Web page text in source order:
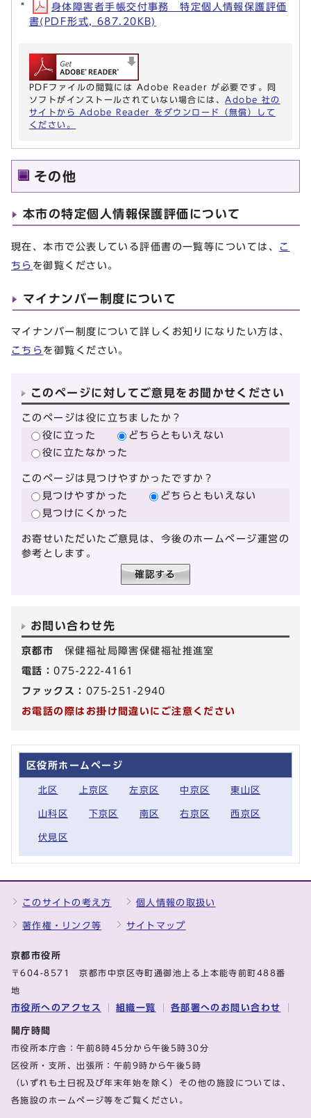
身体障害者手帳交付事務 特定個人情報保護評価
書(PDF形式, 687.20KB)
PDFファイルの閲覧には Adobe Reader が必要です。同
ソフトがインストールされていない場合には、 Adobe 社の
サイトから Adobe Reader をダウンロード（無償）して
ください。
その他
本市の特定個人情報保護評価について
現在、本市で公表している評価書の一覧等については、
こ
ちら を御覧ください。
マイナンバー制度について
マイナンバー制度について詳しくお知りになりたい方は、
こちら を御覧ください。
このページに対してご意見をお聞かせください
このページは役に立ちましたか？
役に立った
どちらともいえない
役に立たなかった
このページは見つけやすかったですか？
見つけやすかった
どちらともいえない
見つけにくかった
お寄せいただいたご意見は、今後のホームページ運営の
参考とします。
お問い合わせ先
京都市 保健福祉局障害保健福祉推進室
電話：075-222-4161
ファックス： 075-251-2940
お電話の際はお掛け間違いにご注意ください
区役所ホームページ
北区 上京区 左京区 中京区 東山区
山科区 下京区 南区 右京区 西京区
伏見区
このサイトの考え方 個人情報の取扱い
著作権・リンク等 サイトマップ
京都市役所
〒604-8571 京都市中京区寺町通御池上る上本能寺前町488番
地
市役所へのアクセス 組織一覧 各部署へのお問い合わせ
開庁時間
市役所本庁舎：午前8時45分から午後5時30分
区役所・支所、出張所：午前9時から午後5時
（いずれも土日祝及び年末年始を除く）その他の施設については、
各施設のホームページ等をご覧ください。